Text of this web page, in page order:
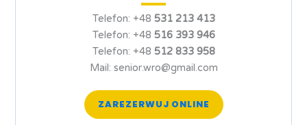
Telefon: +48 531 213 413
Telefon: +48 516 393 946
Telefon: +48 512 833 958
Mail: senior.wro@gmail.com
ZAREZERWUJ ONLINE